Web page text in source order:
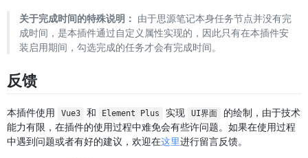
关于完成时间的特殊说明： 由于思源笔记本身任务节点并没有完
成时间，是本插件通过自定义属性实现的，因此只有在本插件安
装启用期间，勾选完成的任务才会有完成时间。
反馈
本插件使用 Vue3 和 Element Plus 实现 UI界面
的绘制，由于技术
能力有限，在插件的使用过程中难免会有些许问题。如果在使用过程
中遇到问题或者有好的建议，欢迎在这里进行留言反馈。